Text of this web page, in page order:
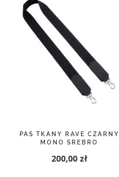
PAS TKANY RAVE CZARNY
MONO SREBRO
200,00 zł